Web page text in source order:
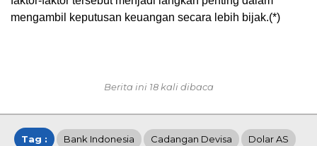
mengambil keputusan keuangan secara lebih bijak.(*)
Berita ini 18 kali dibaca
Tag : Bank Indonesia Cadangan Devisa Dolar AS